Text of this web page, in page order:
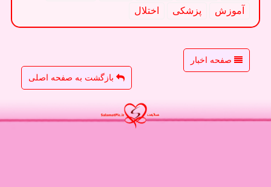
آموزش
پزشكی اختلال
صفحه اخبار
بازگشت به صفحه اصلی